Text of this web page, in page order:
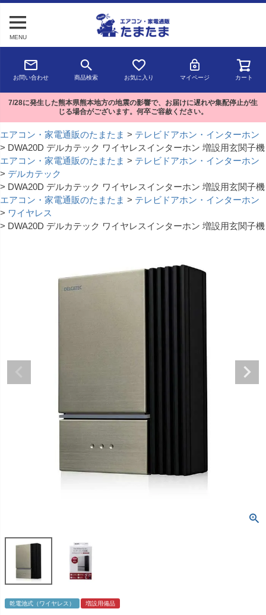
MENU
お問い合わせ 商品検索 お気に入り マイページ カート
7/28に発生した熊本県熊本地方の地震の影響で、お届けに遅れや集配停止が生
じる場合がございます。何卒ご容赦ください。
エアコン・家電通販のたまたま
テレビドアホン・インターホン
DWA20D デルカテック ワイヤレスインターホン 増設用玄関子機
エアコン・家電通販のたまたま
テレビドアホン・インターホン
デルカテック
DWA20D デルカテック ワイヤレスインターホン 増設用玄関子機
エアコン・家電通販のたまたま
テレビドアホン・インターホン
ワイヤレス
DWA20D デルカテック ワイヤレスインターホン 増設用玄関子機
乾電池式（ワイヤレス） 増設用備品